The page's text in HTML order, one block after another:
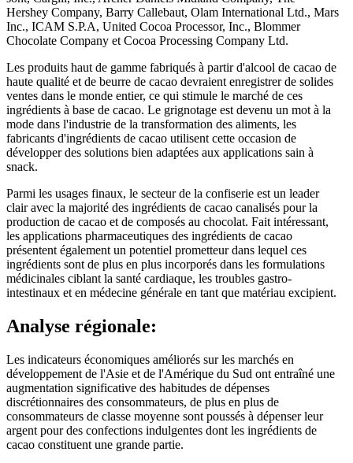
Hershey Company, Barry Callebaut, Olam International Ltd., Mars
Inc., ICAM S.P.A, United Cocoa Processor, Inc., Blommer
Chocolate Company et Cocoa Processing Company Ltd.
Les produits haut de gamme fabriqués à partir d'alcool de cacao de
haute qualité et de beurre de cacao devraient enregistrer de solides
ventes dans le monde entier, ce qui stimule le marché de ces
ingrédients à base de cacao. Le grignotage est devenu un mot à la
mode dans l'industrie de la transformation des aliments, les
fabricants d'ingrédients de cacao utilisent cette occasion de
développer des solutions bien adaptées aux applications sain à
snack.
Parmi les usages finaux, le secteur de la confiserie est un leader
clair avec la majorité des ingrédients de cacao canalisés pour la
production de cacao et de composés au chocolat. Fait intéressant,
les applications pharmaceutiques des ingrédients de cacao
présentent également un potentiel prometteur dans lequel ces
ingrédients sont de plus en plus incorporés dans les formulations
médicinales ciblant la santé cardiaque, les troubles gastro-
intestinaux et en médecine générale en tant que matériau excipient.
Analyse régionale:
Les indicateurs économiques améliorés sur les marchés en
développement de l'Asie et de l'Amérique du Sud ont entraîné une
augmentation significative des habitudes de dépenses
discrétionnaires des consommateurs, de plus en plus de
consommateurs de classe moyenne sont poussés à dépenser leur
argent pour des confections indulgentes dont les ingrédients de
cacao constituent une grande partie.